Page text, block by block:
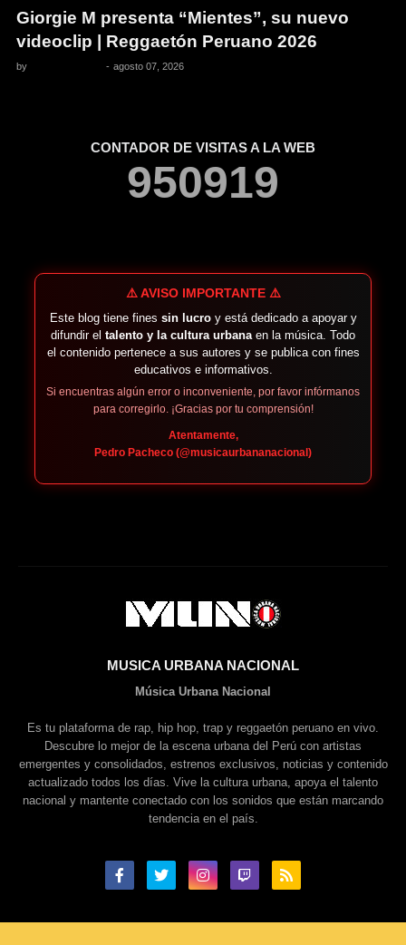
Giorgie M presenta “Mientes”, su nuevo
videoclip | Reggaetón Peruano 2026
by - agosto 07, 2026
CONTADOR DE VISITAS A LA WEB
950919
⚠️ AVISO IMPORTANTE ⚠️
Este blog tiene fines sin lucroy está dedicado a apoyar y
difundir el talento y la cultura urbana en la música. Todo
el contenido pertenece a sus autores y se publica con fines
educativos e informativos.
Si encuentras algún error o inconveniente, por favor infórmanos
para corregirlo. ¡Gracias por tu comprensión!
Atentamente,
Pedro Pacheco (@musicaurbananacional)
MUSICA URBANA NACIONAL
Música Urbana Nacional
Es tu plataforma de rap, hip hop, trap y reggaetón peruano en vivo.
Descubre lo mejor de la escena urbana del Perú con artistas
emergentes y consolidados, estrenos exclusivos, noticias y contenido
actualizado todos los días. Vive la cultura urbana, apoya el talento
nacional y mantente conectado con los sonidos que están marcando
tendencia en el país.